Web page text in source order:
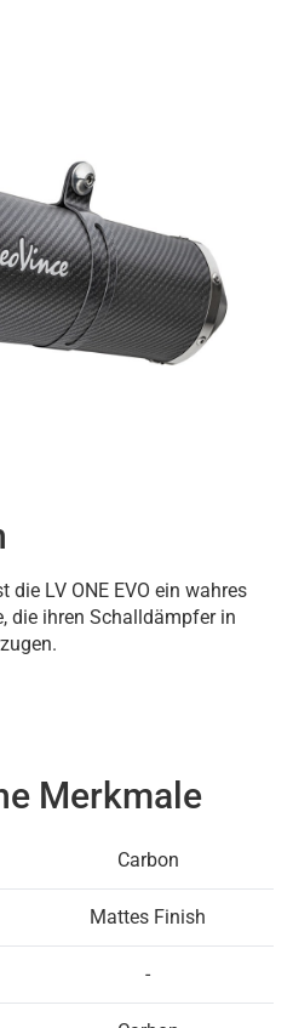
die LV ONE EVO ein wahres
die ihren Schalldämpfer in
Merkmale
Carbon
Mattes Finish
-